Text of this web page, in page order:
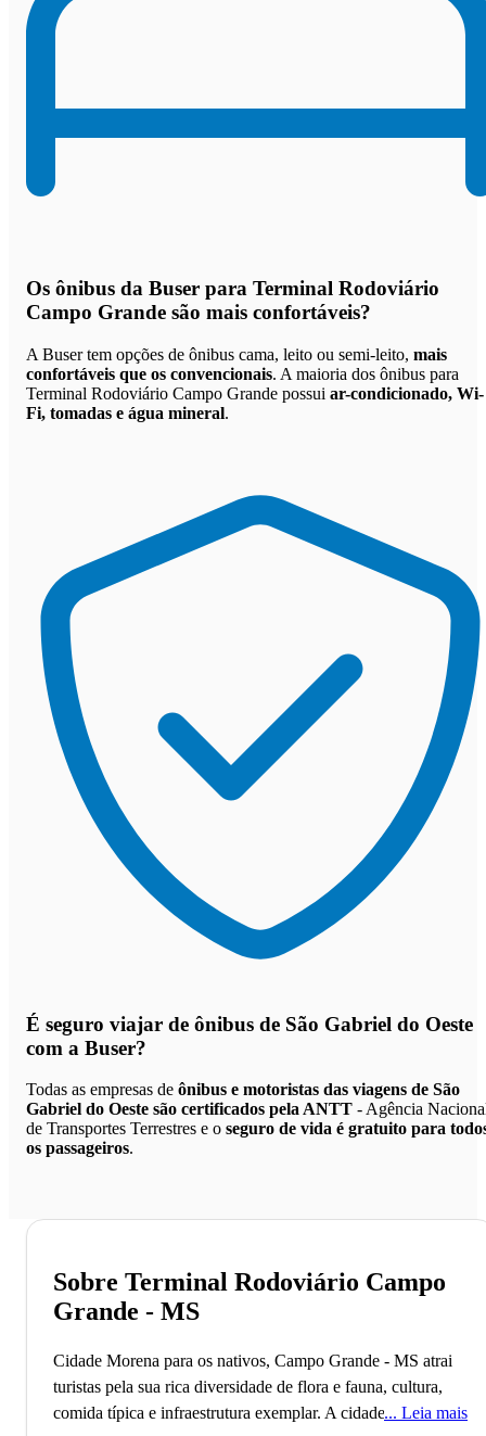
Os ônibus da Buser para Terminal Rodoviário
Campo Grande são mais confortáveis?
A Buser tem opções de ônibus cama, leito ou semi-leito, mais
confortáveis que os convencionais. A maioria dos ônibus para
Terminal Rodoviário Campo Grande possui ar-condicionado, Wi-
Fi, tomadas e água mineral.
É seguro viajar de ônibus de São Gabriel do Oeste
com a Buser?
Todas as empresas de ônibus e motoristas das viagens de São
Gabriel do Oeste são certificados pela ANTT - Agência
de Transportes Terrestres e o seguro de vida é gratuito para
os passageiros.
Sobre Terminal Rodoviário Campo
Grande - MS
Cidade Morena para os nativos, Campo Grande - MS atrai
turistas pela sua rica diversidade de flora e fauna, cultura,
comida típica e infraestrutura exemplar. A cidade de Campo
Leia mais